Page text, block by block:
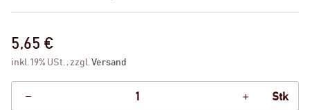
5,65 €
inkl. 19% USt. , zzgl. Versand
Stk